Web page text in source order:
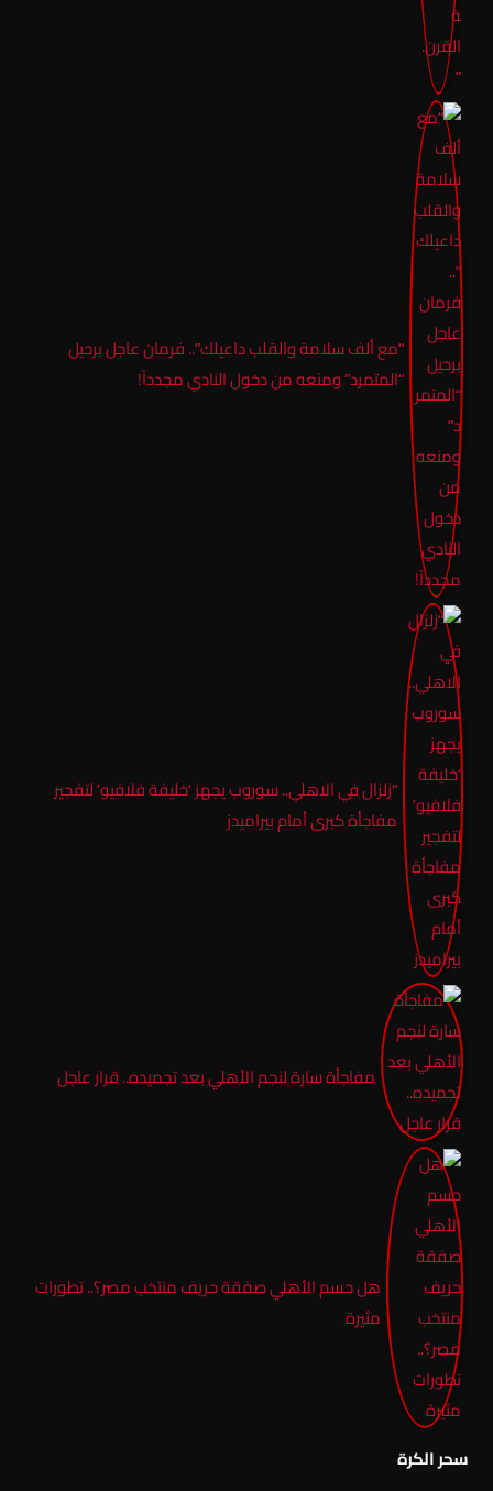
“مع ألف سلامة والقلب داعيلك”.. فرمان عاجل برحيل
“المتمرد” ومنعه من دخول النادي مجدداً!
“زلزال في الاهلي.. سوروب يجهز ‘خليفة فلافيو’ لتفجير
مفاجأة كبرى أمام بيراميدز
مفاجأة سارة لنجم الأهلي بعد تجميده.. قرار عاجل
هل حسم الأهلي صفقة حريف منتخب مصر؟.. تطورات
مثيرة
سحر الكرة